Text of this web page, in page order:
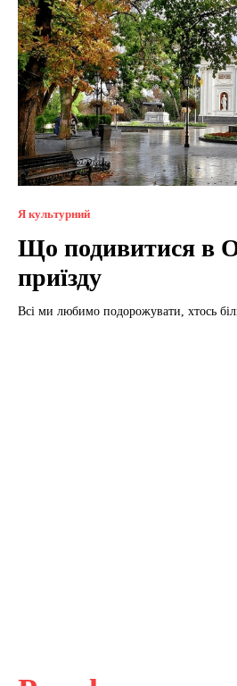
Я культурний
Що подивитися в
приїзду
Всі ми любимо подорожувати, хтось